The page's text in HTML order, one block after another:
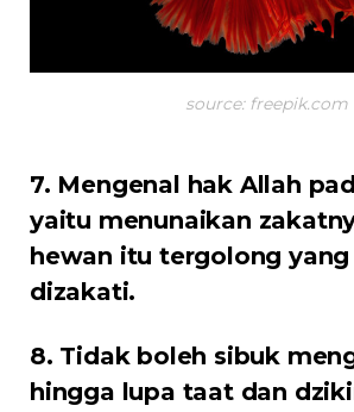
source: freepik.com
7. Mengenal hak Allah
yaitu menunaikan
hewan itu tergolong
dizakati.
8. Tidak boleh sibuk
hingga lupa taat dan